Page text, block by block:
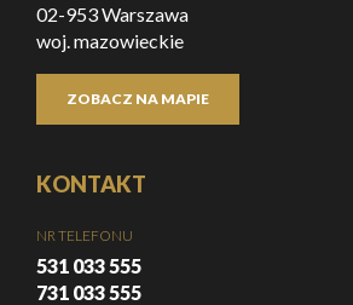
02-953 Warszawa
woj. mazowieckie
ZOBACZ NA MAPIE
KONTAKT
NR TELEFONU
531 033 555
731 033 555